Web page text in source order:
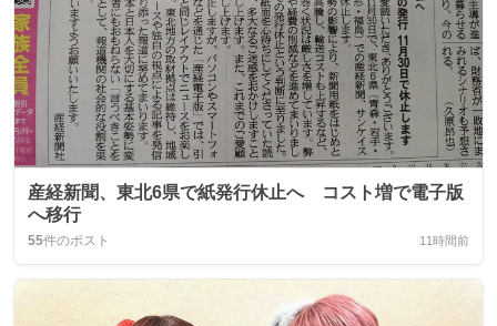
産経新聞、東北6県で紙発行休止へ コスト増で電子版
へ移行
55件のポスト 11時間前